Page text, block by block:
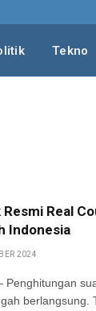
Tekno
Resmi Real
Indonesia
2024
Penghitungan
berlangsung.